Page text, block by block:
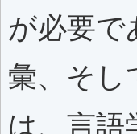
が必要で
彙、そし
は、言語